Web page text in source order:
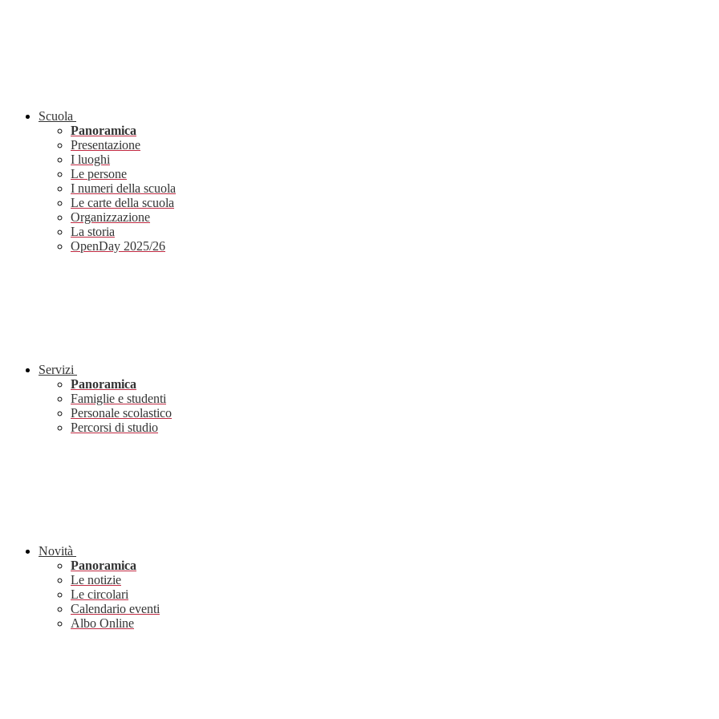
Scuola
Panoramica
Presentazione
I luoghi
Le persone
I numeri della scuola
Le carte della scuola
Organizzazione
La storia
OpenDay 2025/26
Servizi
Panoramica
Famiglie e studenti
Personale scolastico
Percorsi di studio
Novità
Panoramica
Le notizie
Le circolari
Calendario eventi
Albo Online